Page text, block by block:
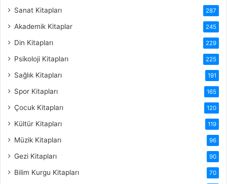
Sanat Kitapları 287
Akademik Kitaplar 245
Din Kitapları 229
Psikoloji Kitapları 225
Sağlık Kitapları 191
Spor Kitapları 165
Çocuk Kitapları 120
Kültür Kitapları 119
Müzik Kitapları 96
Gezi Kitapları 90
Bilim Kurgu Kitapları 70